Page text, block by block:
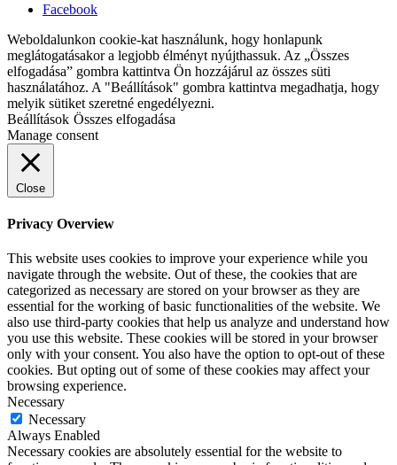
Facebook
Weboldalunkon cookie-kat használunk, hogy honlapunk
meglátogatásakor a legjobb élményt nyújthassuk. Az „Összes
elfogadása” gombra kattintva Ön hozzájárul az összes süti
használatához. A "Beállítások" gombra kattintva megadhatja, hogy
melyik sütiket szeretné engedélyezni.
Beállítások Összes elfogadása
Manage consent
Close
Privacy Overview
This website uses cookies to improve your experience while you
navigate through the website. Out of these, the cookies that are
categorized as necessary are stored on your browser as they are
essential for the working of basic functionalities of the website. We
also use third-party cookies that help us analyze and understand how
you use this website. These cookies will be stored in your browser
only with your consent. You also have the option to opt-out of these
cookies. But opting out of some of these cookies may affect your
browsing experience.
Necessary
Necessary
Always Enabled
Necessary cookies are absolutely essential for the website to